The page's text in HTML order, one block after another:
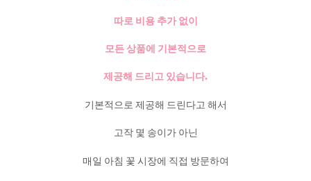
따로 비용 추가 없이
모든 상품에 기본적으로
제공해 드리고 있습니다.
기본적으로 제공해 드린다고 해서
고작 몇 송이가 아닌
매일 아침 꽃 시장에 직접 방문하여